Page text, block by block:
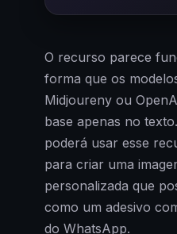
O recurso parece
forma que os
Midjoureny ou
base apenas no
poderá usar esse
para criar uma
personalizada que
como um adesivo
do WhatsApp.